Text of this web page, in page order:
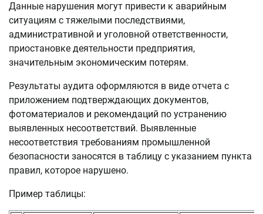
Данные нарушения могут привести к аварийным
ситуациям с тяжелыми последствиями,
административной и уголовной ответственности,
приостановке деятельности предприятия,
значительным экономическим потерям.
Результаты аудита оформляются в виде отчета с
приложением подтверждающих документов,
фотоматериалов и рекомендаций по устранению
выявленных несоответствий. Выявленные
несоответствия требованиям промышленной
безопасности заносятся в таблицу с указанием пункта
правил, которое нарушено.
Пример таблицы: